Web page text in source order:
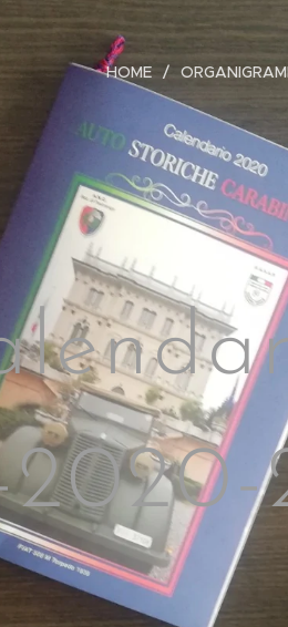
HOME
2020-